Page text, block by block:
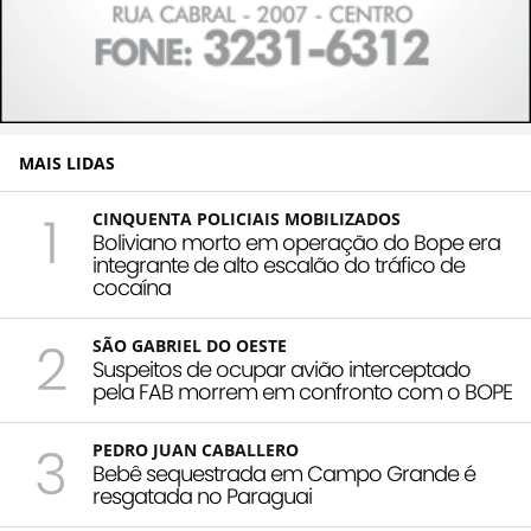
MAIS LIDAS
1 CINQUENTA POLICIAIS MOBILIZADOS
Boliviano morto em operação do Bope era
integrante de alto escalão do tráfico de
cocaína
2 SÃO GABRIEL DO OESTE
Suspeitos de ocupar avião interceptado
pela FAB morrem em confronto com o BOPE
3 PEDRO JUAN CABALLERO
Bebê sequestrada em Campo Grande é
resgatada no Paraguai